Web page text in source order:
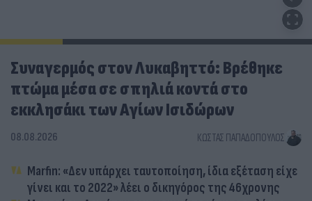
Συναγερμός στον Λυκαβηττό: Βρέθηκε
πτώμα μέσα σε σπηλιά κοντά στο
εκκλησάκι των Αγίων Ισιδώρων
08.08.2026 ΚΏΣΤΑΣ ΠΑΠΑΔΌΠΟΥΛΟΣ
Marfin: «Δεν υπάρχει ταυτοποίηση, ίδια εξέταση είχε
γίνει και το 2022» λέει ο δικηγόρος της 46χρονης